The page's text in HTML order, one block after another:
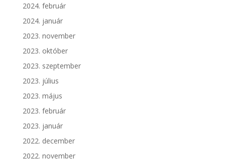
2024. február
2024. január
2023. november
2023. október
2023. szeptember
2023. július
2023. május
2023. február
2023. január
2022. december
2022. november